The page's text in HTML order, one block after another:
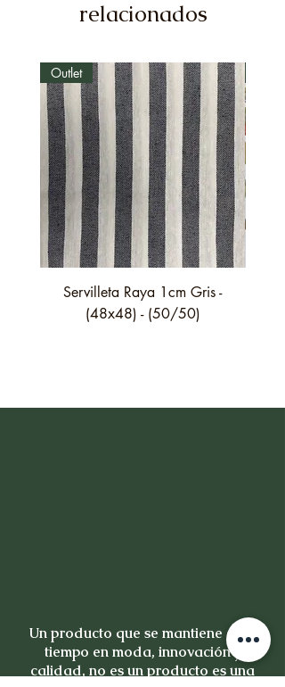
relacionados
Outlet
Servilleta Raya 1cm Gris -
(48x48) - (50/50)
Un producto que se mantiene en el
tiempo en moda, innovación y
calidad, no es un producto es una